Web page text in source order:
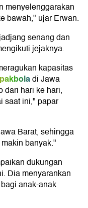
menyelenggarakan
bawah," ujar Erwan.
senang dan
jejaknya.
kapasitas
di Jawa
dari hari ke hari,
saat ini," papar
Barat, sehingga
banyak."
dukungan
Dia menyarankan
bagi anak-anak